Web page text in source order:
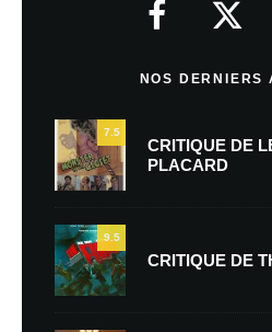
NOS DERNIERS
7.5
CRITIQUE DE
PLACARD
9.5
CRITIQUE DE